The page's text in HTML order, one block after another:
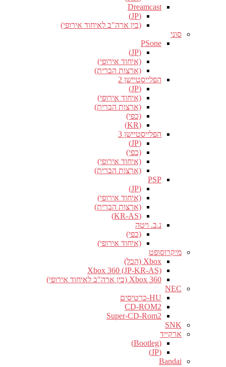
Dreamcast
(JP)
(בין ארה"ב לאיחוד אירופי)
סוני
PSone
(JP)
(איחוד אירופי)
(ארצות הברית)
הפלייסטיישן 2
(JP)
(איחוד אירופי)
(ארצות הברית)
(כפי)
(KR)
הפלייסטיישן 3
(JP)
(כפי)
(איחוד אירופי)
(ארצות הברית)
PSP
(JP)
(איחוד אירופי)
(ארצות הברית)
(KR-AS)
נ.ב. ויטה
(כפי)
(איחוד אירופי)
מיקרוסופט
Xbox (הכל)
Xbox 360 (JP-KR-AS)
Xbox 360 (בין ארה"ב לאיחוד אירופי)
NEC
HU-כרטיסים
CD-ROM2
Super-CD-Rom2
SNK
ארקייד
(Bootleg)
(JP)
Bandai